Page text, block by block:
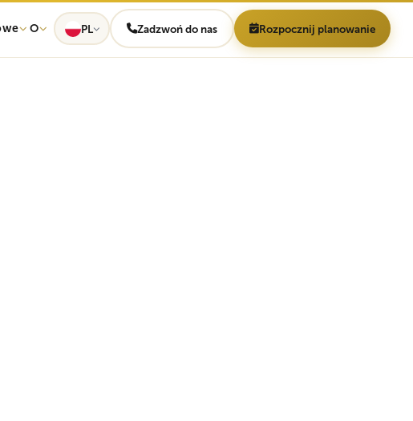
O PL Zadzwoń do nas Rozpocznij planowanie